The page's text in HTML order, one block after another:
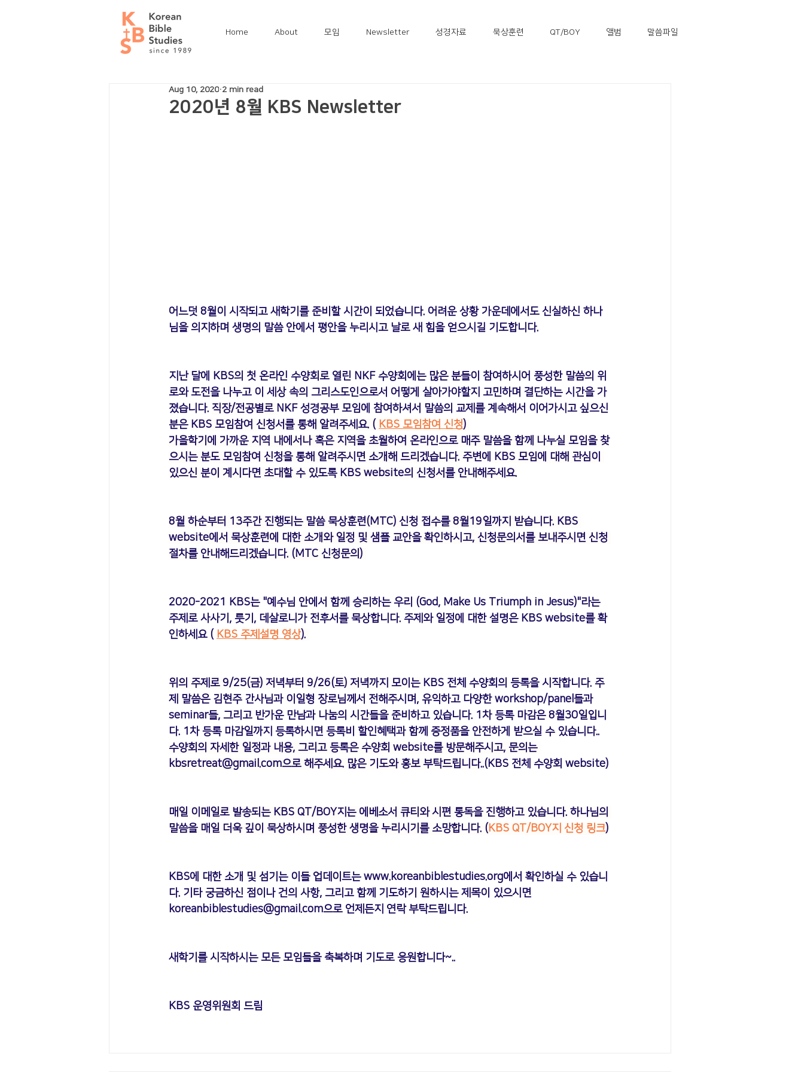
Home About 모임 Newsletter 성경자료 묵상훈련 QT/BOY 앨범 말씀파일
2020년 8월 KBS Newsletter
Aug 10, 2020 2 min read
어느덧 8월이 시작되고 새학기를 준비할 시간이 되었습니다. 어려운 상황 가운데에서도 신실하신 하나
님을 의지하며 생명의 말씀 안에서 평안을 누리시고 날로 새 힘을 얻으시길 기도합니다.
지난 달에 KBS의 첫 온라인 수양회로 열린 NKF 수양회에는 많은 분들이 참여하시어 풍성한 말씀의 위
로와 도전을 나누고 이 세상 속의 그리스도인으로서 어떻게 살아가야할지 고민하며 결단하는 시간을 가
졌습니다. 직장/전공별로 NKF 성경공부 모임에 참여하셔서 말씀의 교제를 계속해서 이어가시고 싶으신
분은 KBS 모임참여 신청서를 통해 알려주세요. ( KBS 모임참여 신청)
가을학기에 가까운 지역 내에서나 혹은 지역을 초월하여 온라인으로 매주 말씀을 함께 나누실 모임을 찾
으시는 분도 모임참여 신청을 통해 알려주시면 소개해 드리겠습니다. 주변에 KBS 모임에 대해 관심이
있으신 분이 계시다면 초대할 수 있도록 KBS website의 신청서를 안내해주세요.
8월 하순부터 13주간 진행되는 말씀 묵상훈련(MTC) 신청 접수를 8월19일까지 받습니다. KBS
website에서 묵상훈련에 대한 소개와 일정 및 샘플 교안을 확인하시고, 신청문의서를 보내주시면 신청
절차를 안내해드리겠습니다. (MTC 신청문의 )
2020-2021 KBS는 "예수님 안에서 함께 승리하는 우리 (God, Make Us Triumph in Jesus)"라는
주제로 사사기, 룻기, 데살로니가 전후서를 묵상합니다. 주제와 일정에 대한 설명은 KBS website를 확
인하세요 ( KBS 주제설명 영상).
위의 주제로 9/25(금) 저녁부터 9/26(토) 저녁까지 모이는 KBS 전체 수양회의 등록을 시작합니다. 주
제 말씀은 김현주 간사님과 이일형 장로님께서 전해주시며, 유익하고 다양한 workshop/panel들과
seminar들, 그리고 반가운 만남과 나눔의 시간들을 준비하고 있습니다. 1차 등록 마감은 8월30일입니
다. 1차 등록 마감일까지 등록하시면 등록비 할인혜택과 함께 증정품을 안전하게 받으실 수 있습니다..
수양회의 자세한 일정과 내용, 그리고 등록은 수양회 website를 방문해주시고, 문의는
kbsretreat@gmail.com으로 해주세요. 많은 기도와 홍보 부탁드립니다..(KBS 전체 수양회 website)
매일 이메일로 발송되는 KBS QT/BOY지는 에베소서 큐티와 시편 통독을 진행하고 있습니다. 하나님의
말씀을 매일 더욱 깊이 묵상하시며 풍성한 생명을 누리시기를 소망합니다. (KBS QT/BOY지 신청 링크)
KBS에 대한 소개 및 섬기는 이들 업데이트는 www.koreanbiblestudies.org에서 확인하실 수 있습니
다. 기타 궁금하신 점이나 건의 사항, 그리고 함께 기도하기 원하시는 제목이 있으시면
koreanbiblestudies@gmail.com으로 언제든지 연락 부탁드립니다.
새학기를 시작하시는 모든 모임들을 축복하며 기도로 응원합니다~..
KBS 운영위원회 드림